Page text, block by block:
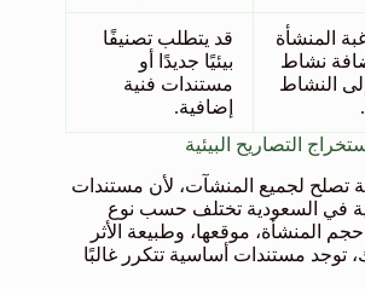
المنشأة
نشاط
النشاط
قد يتطلب تصنيفًا
بيئيًا جديدًا أو
مستندات فنية
إضافية.
التصاريح البيئية
تصلح لجميع المنشآت، لأن مستندات
في السعودية تختلف حسب نوع
المنشأة، موقعها، وطبيعة الأثر
توجد مستندات أساسية تتكرر غالبًا